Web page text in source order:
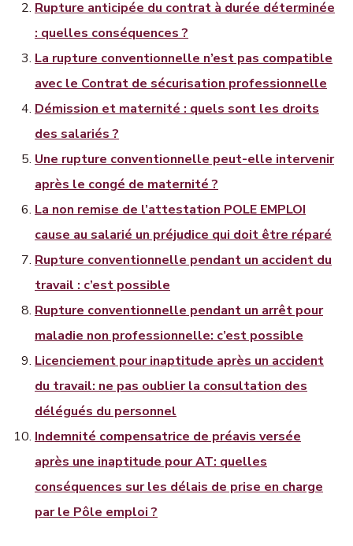
Rupture anticipée du contrat à durée déterminée
: quelles conséquences ?
La rupture conventionnelle n’est pas compatible
avec le Contrat de sécurisation professionnelle
Démission et maternité : quels sont les droits
des salariés ?
Une rupture conventionnelle peut-elle intervenir
après le congé de maternité ?
La non remise de l’attestation POLE EMPLOI
cause au salarié un préjudice qui doit être réparé
Rupture conventionnelle pendant un accident du
travail : c’est possible
Rupture conventionnelle pendant un arrêt pour
maladie non professionnelle: c’est possible
Licenciement pour inaptitude après un accident
du travail: ne pas oublier la consultation des
délégués du personnel
Indemnité compensatrice de préavis versée
après une inaptitude pour AT: quelles
conséquences sur les délais de prise en charge
par le Pôle emploi ?